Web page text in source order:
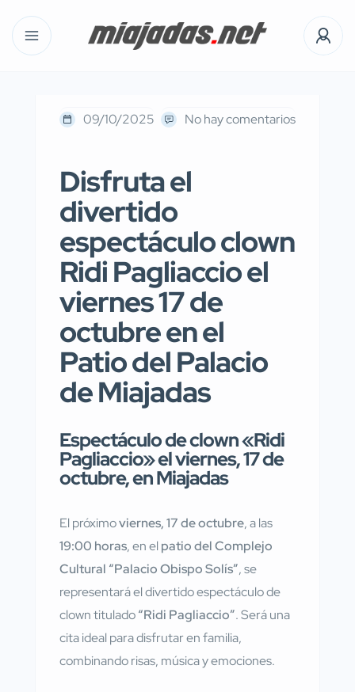
09/10/2025 No hay comentarios
Disfruta el
divertido
espectáculo clown
Ridi Pagliaccio el
viernes 17 de
octubre en el
Patio del Palacio
de Miajadas
Espectáculo de clown «Ridi
Pagliaccio» el viernes, 17 de
octubre, en Miajadas
El próximoviernes, 17 de octubre, a las
19:00 horas, en elpatio del Complejo
Cultural “Palacio Obispo Solís”, se
representará el divertido espectáculo de
clown titulado“Ridi Pagliaccio”. Será una
cita ideal para disfrutar en familia,
combinando risas, música y emociones.